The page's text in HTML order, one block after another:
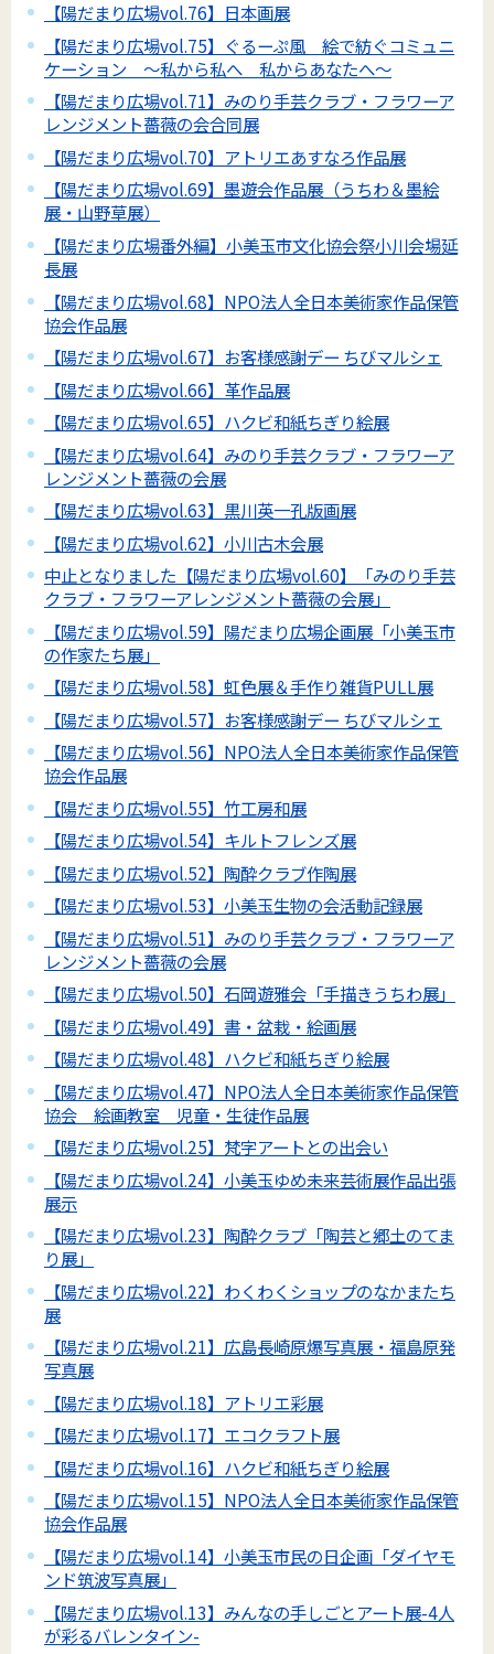
【陽だまり広場vol.76】日本画展
【陽だまり広場vol.75】ぐるーぷ風 絵で紡ぐコミュニ
ケーション ～私から私へ 私からあなたへ～
【陽だまり広場vol.71】みのり手芸クラブ・フラワーア
レンジメント薔薇の会合同展
【陽だまり広場vol.70】アトリエあすなろ作品展
【陽だまり広場vol.69】墨遊会作品展（うちわ＆墨絵
展・山野草展）
【陽だまり広場番外編】小美玉市文化協会祭小川会場延
長展
【陽だまり広場vol.68】NPO法人全日本美術家作品保管
協会作品展
【陽だまり広場vol.67】お客様感謝デー ちびマルシェ
【陽だまり広場vol.66】革作品展
【陽だまり広場vol.65】ハクビ和紙ちぎり絵展
【陽だまり広場vol.64】みのり手芸クラブ・フラワーア
レンジメント薔薇の会展
【陽だまり広場vol.63】黒川英一孔版画展
【陽だまり広場vol.62】小川古木会展
中止となりました【陽だまり広場vol.60】「みのり手芸
クラブ・フラワーアレンジメント薔薇の会展」
【陽だまり広場vol.59】陽だまり広場企画展「小美玉市
の作家たち展」
【陽だまり広場vol.58】虹色展＆手作り雑貨PULL展
【陽だまり広場vol.57】お客様感謝デー ちびマルシェ
【陽だまり広場vol.56】NPO法人全日本美術家作品保管
協会作品展
【陽だまり広場vol.55】竹工房和展
【陽だまり広場vol.54】キルトフレンズ展
【陽だまり広場vol.52】陶酔クラブ作陶展
【陽だまり広場vol.53】小美玉生物の会活動記録展
【陽だまり広場vol.51】みのり手芸クラブ・フラワーア
レンジメント薔薇の会展
【陽だまり広場vol.50】石岡遊雅会「手描きうちわ展」
【陽だまり広場vol.49】書・盆栽・絵画展
【陽だまり広場vol.48】ハクビ和紙ちぎり絵展
【陽だまり広場vol.47】NPO法人全日本美術家作品保管
協会 絵画教室 児童・生徒作品展
【陽だまり広場vol.25】梵字アートとの出会い
【陽だまり広場vol.24】小美玉ゆめ未来芸術展作品出張
展示
【陽だまり広場vol.23】陶酔クラブ「陶芸と郷土のてま
り展」
【陽だまり広場vol.22】わくわくショップのなかまたち
展
【陽だまり広場vol.21】広島長崎原爆写真展・福島原発
写真展
【陽だまり広場vol.18】アトリエ彩展
【陽だまり広場vol.17】エコクラフト展
【陽だまり広場vol.16】ハクビ和紙ちぎり絵展
【陽だまり広場vol.15】NPO法人全日本美術家作品保管
協会作品展
【陽だまり広場vol.14】小美玉市民の日企画「ダイヤモ
ンド筑波写真展」
【陽だまり広場vol.13】みんなの手しごとアート展-4人
が彩るバレンタイン-